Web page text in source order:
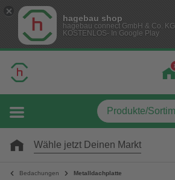
hagebau shop
hagebau connect GmbH & Co. KG
KOSTENLOS- In Google Play
Wähle jetzt Deinen Markt
Bedachungen Metalldachplatte